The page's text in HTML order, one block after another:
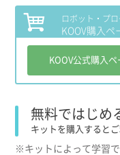
ロボット・プ
KOOV購入ペ
KOOV公式購入ペ
無料ではじめ
キットを購入すると
※キットによって学習